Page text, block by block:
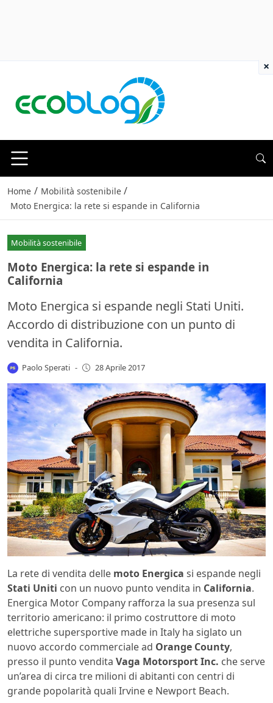
Home / Mobilità sostenibile /
Moto Energica: la rete si espande in California
Mobilità sostenibile
Moto Energica: la rete si espande in
California
Moto Energica si espande negli Stati Uniti.
Accordo di distribuzione con un punto di
vendita in California.
Paolo Sperati - 28 Aprile 2017
La rete di vendita delle moto Energica si espande negli
Stati Uniti con un nuovo punto vendita in California.
Energica Motor Company rafforza la sua presenza sul
territorio americano: il primo costruttore di moto
elettriche supersportive made in Italy ha siglato un
nuovo accordo commerciale ad Orange County,
presso il punto vendita Vaga Motorsport Inc. che serve
un’area di circa tre milioni di abitanti con centri di
grande popolarità quali Irvine e Newport Beach.
×